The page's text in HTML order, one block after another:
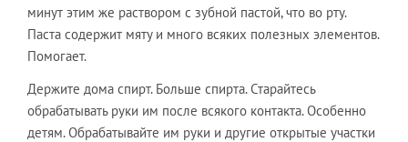
минут этим же раствором с зубной пастой, что во рту.
Паста содержит мяту и много всяких полезных элементов.
Помогает.
​Держите дома спирт. Больше спирта. Старайтесь
обрабатывать руки им после всякого контакта. Особенно
детям. Обрабатывайте им руки и другие открытые участки